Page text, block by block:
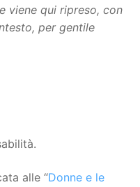
viene qui ripreso, con
per gentile
alle “Donne e le